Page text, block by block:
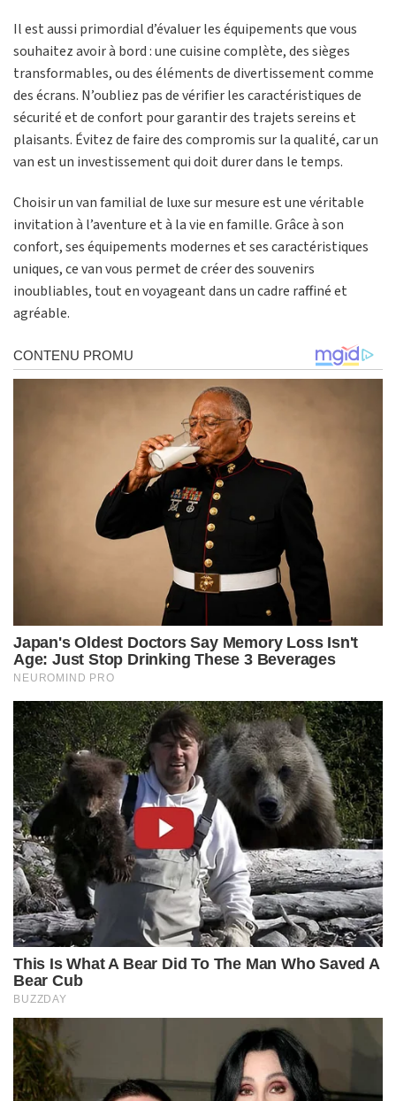
Il est aussi primordial d’évaluer les équipements que vous
souhaitez avoir à bord : une cuisine complète, des sièges
transformables, ou des éléments de divertissement comme
des écrans. N’oubliez pas de vérifier les caractéristiques de
sécurité et de confort pour garantir des trajets sereins et
plaisants. Évitez de faire des compromis sur la qualité, car un
van est un investissement qui doit durer dans le temps.
Choisir un van familial de luxe sur mesure est une véritable
invitation à l’aventure et à la vie en famille. Grâce à son
confort, ses équipements modernes et ses caractéristiques
uniques, ce van vous permet de créer des souvenirs
inoubliables, tout en voyageant dans un cadre raffiné et
agréable.